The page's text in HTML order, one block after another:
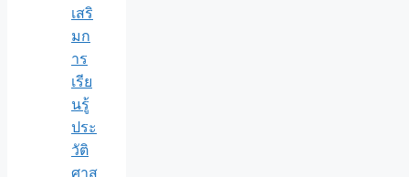
เสริ
มก
าร
เรีย
นรู้
ประ
วัติ
ศาส